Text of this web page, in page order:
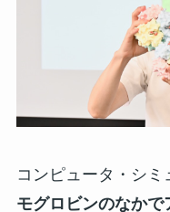
コンピュータ・シミ
モグロビンのなかで